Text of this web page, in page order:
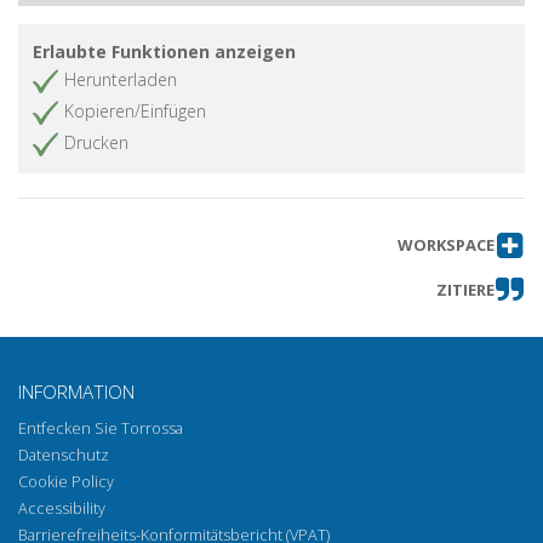
Erlaubte Funktionen anzeigen
Herunterladen
Kopieren/Einfügen
Drucken
WORKSPACE
ZITIERE
INFORMATION
Entfecken Sie Torrossa
Datenschutz
Cookie Policy
Accessibility
Barrierefreiheits-Konformitätsbericht (VPAT)